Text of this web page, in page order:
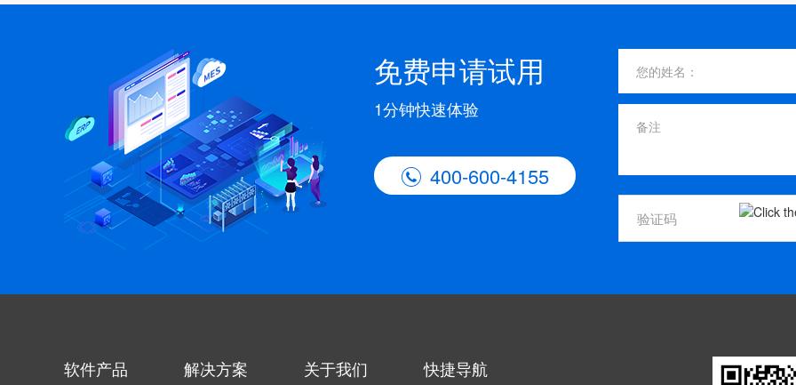
免费申请试用
1分钟快速体验
 400-600-4155
软件产品 解决方案 关于我们 快捷导航